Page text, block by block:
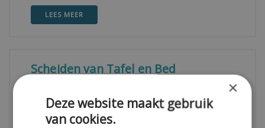
LEES MEER
Scheiden van Tafel en Bed
in categorie:Wet- en Regelgeving
×
Deze website maakt gebruik
van cookies.